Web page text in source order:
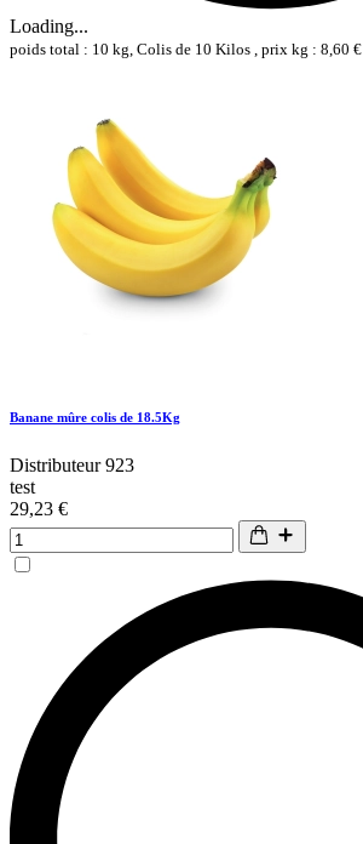
Loading...
poids total : 10 kg, Colis de 10 Kilos , prix kg : 8,60 €
Banane mûre colis de 18.5Kg
Distributeur 923
test
29,23 €